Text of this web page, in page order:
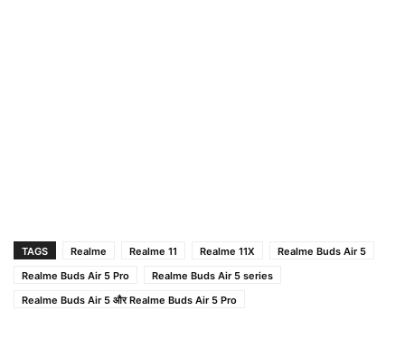
TAGS Realme Realme 11 Realme 11X
Realme Buds Air 5
Realme Buds Air 5 Pro
Realme Buds Air 5 series
Realme Buds Air 5 और Realme Buds Air 5 Pro